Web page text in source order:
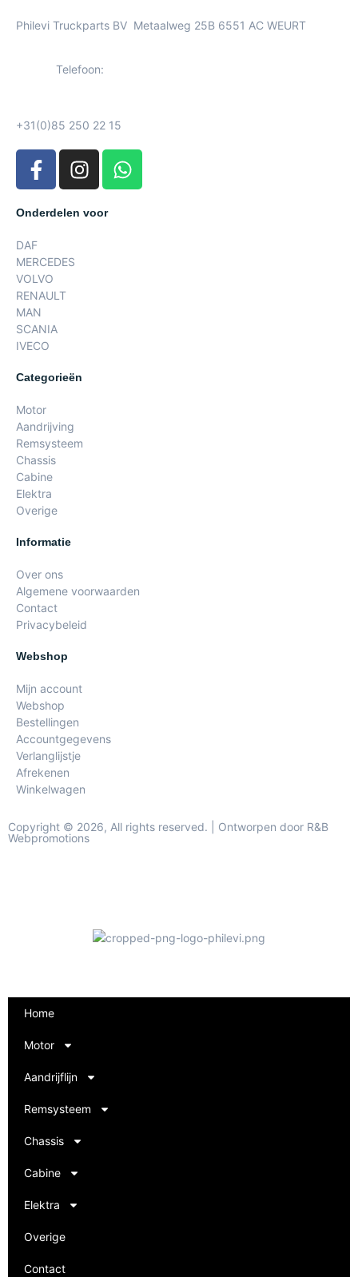
Philevi Truckparts BV Metaalweg 25B 6551 AC WEURT
Telefoon:
+31(0)85 250 22 15
Onderdelen voor
DAF
MERCEDES
VOLVO
RENAULT
MAN
SCANIA
IVECO
Categorieën
Motor
Aandrijving
Remsysteem
Chassis
Cabine
Elektra
Overige
Informatie
Over ons
Algemene voorwaarden
Contact
Privacybeleid
Webshop
Mijn account
Webshop
Bestellingen
Accountgegevens
Verlanglijstje
Afrekenen
Winkelwagen
Copyright © 2026, All rights reserved. | Ontworpen door R&B
Webpromotions
Home
Motor
Aandrijflijn
Remsysteem
Chassis
Cabine
Elektra
Overige
Contact